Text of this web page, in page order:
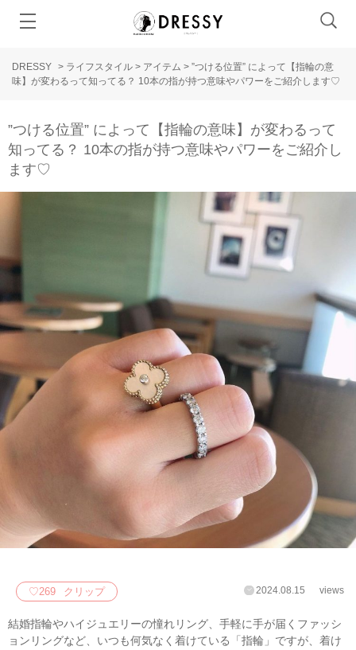
DRESSY > ライフスタイル > アイテム > ”つける位置” によって【指輪の意
味】が変わるって知ってる？ 10本の指が持つ意味やパワーをご紹介します♡
”つける位置” によって【指輪の意味】が変わるって
知ってる？ 10本の指が持つ意味やパワーをご紹介し
ます♡
♡269 クリップ 2024.08.15 views
結婚指輪やハイジュエリーの憧れリング、手軽に手が届くファッシ
ョンリングなど、いつも何気なく着けている「指輪」ですが、着け